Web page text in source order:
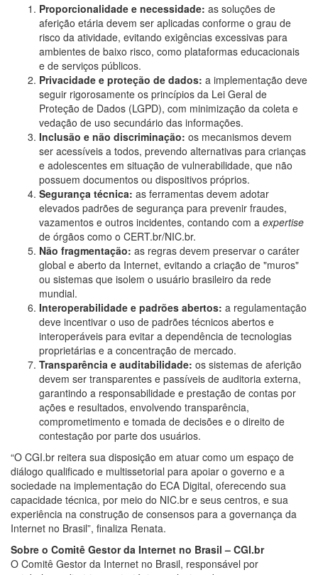
Proporcionalidade e necessidade: as soluções de
aferição etária devem ser aplicadas conforme o grau de
risco da atividade, evitando exigências excessivas para
ambientes de baixo risco, como plataformas educacionais
e de serviços públicos.
Privacidade e proteção de dados: a implementação deve
seguir rigorosamente os princípios da Lei Geral de
Proteção de Dados (LGPD), com minimização da coleta e
vedação de uso secundário das informações.
Inclusão e não discriminação: os mecanismos devem
ser acessíveis a todos, prevendo alternativas para crianças
e adolescentes em situação de vulnerabilidade, que não
possuem documentos ou dispositivos próprios.
Segurança técnica: as ferramentas devem adotar
elevados padrões de segurança para prevenir fraudes,
vazamentos e outros incidentes, contando com a expertise
de órgãos como o CERT.br/NIC.br.
Não fragmentação: as regras devem preservar o caráter
global e aberto da Internet, evitando a criação de "muros"
ou sistemas que isolem o usuário brasileiro da rede
mundial.
Interoperabilidade e padrões abertos: a regulamentação
deve incentivar o uso de padrões técnicos abertos e
interoperáveis para evitar a dependência de tecnologias
proprietárias e a concentração de mercado.
Transparência e auditabilidade: os sistemas de aferição
devem ser transparentes e passíveis de auditoria externa,
garantindo a responsabilidade e prestação de contas por
ações e resultados, envolvendo transparência,
comprometimento e tomada de decisões e o direito de
contestação por parte dos usuários.
“O CGI.br reitera sua disposição em atuar como um espaço de
diálogo qualificado e multissetorial para apoiar o governo e a
sociedade na implementação do ECA Digital, oferecendo sua
capacidade técnica, por meio do NIC.br e seus centros, e sua
experiência na construção de consensos para a governança da
Internet no Brasil”, finaliza Renata.
Sobre o Comitê Gestor da Internet no Brasil – CGI.br
O Comitê Gestor da Internet no Brasil, responsável por